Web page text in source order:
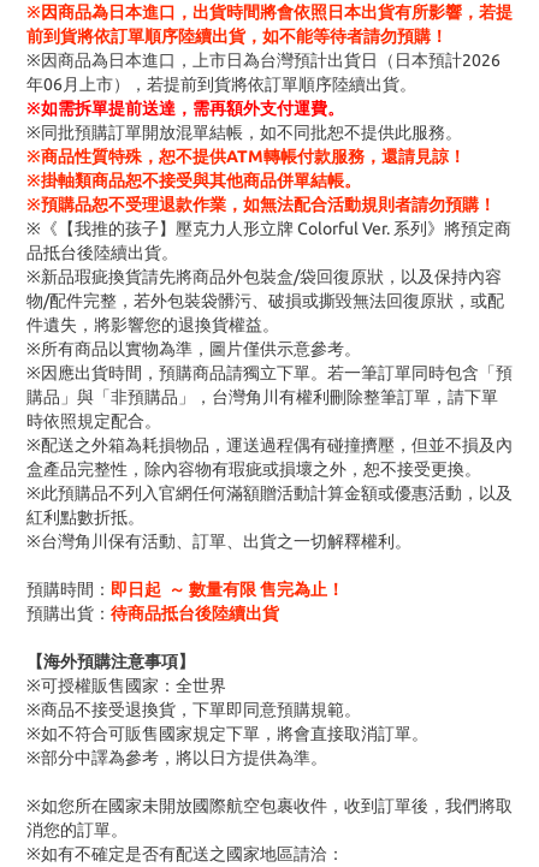
※因商品為日本進口，出貨時間將會依照日本出貨有所影響，若提
前到貨將依訂單順序陸續出貨，如不能等待者請勿預購！
※因商品為日本進口，上市日為台灣預計出貨日（日本預計2026
年06月上市），若提前到貨將依訂單順序陸續出貨。
※如需拆單提前送達，需再額外支付運費。
※同批預購訂單開放混單結帳，如不同批恕不提供此服務。
※商品性質特殊，恕不提供ATM轉帳付款服務，還請見諒！
※掛軸類商品恕不接受與其他商品併單結帳。
※預購品恕不受理退款作業，如無法配合活動規則者請勿預購！
※《【我推的孩子】壓克力人形立牌 Colorful Ver. 系列》將預定商
品抵台後陸續出貨。
※新品瑕疵換貨請先將商品外包裝盒/袋回復原狀，以及保持內容
物/配件完整，若外包裝袋髒污、破損或撕毀無法回復原狀，或配
件遺失，將影響您的退換貨權益。
※所有商品以實物為準，圖片僅供示意參考。
※因應出貨時間，預購商品請獨立下單。若一筆訂單同時包含「預
購品」與「非預購品」，台灣角川有權利刪除整筆訂單，請下單
時依照規定配合。
※配送之外箱為耗損物品，運送過程偶有碰撞擠壓，但並不損及內
盒產品完整性，除內容物有瑕疵或損壞之外，恕不接受更換。
※此預購品不列入官網任何滿額贈活動計算金額或優惠活動，以及
紅利點數折抵。
※台灣角川保有活動、訂單、出貨之一切解釋權利。
預購時間： 即日起 ～ 數量有限 售完為止！
預購出貨： 待商品抵台後陸續出貨
【海外預購注意事項】
※可授權販售國家：全世界
※商品不接受退換貨，下單即同意預購規範。
※如不符合可販售國家規定下單，將會直接取消訂單。
※部分中譯為參考，將以日方提供為準。
※如您所在國家未開放國際航空包裹收件，收到訂單後，我們將取
消您的訂單。
※如有不確定是否有配送之國家地區請洽：